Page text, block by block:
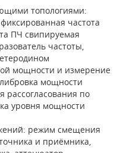
топологиями:
частота
ПЧ свипируемая
частоты,
мощности и измерение
мощности
рассогласования по
уровня мощности
режим смещения
и приёмника,